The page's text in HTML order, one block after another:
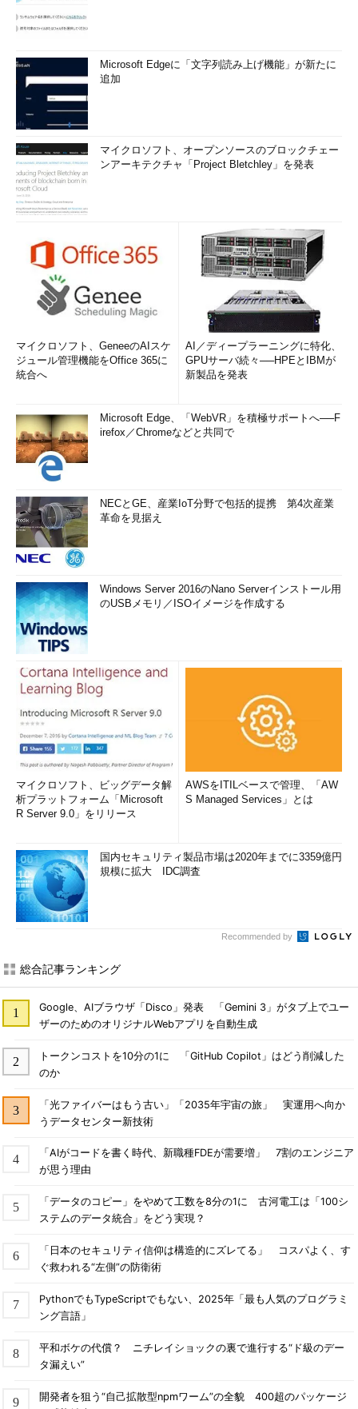
Microsoft Edgeに「文字列読み上げ機能」が新たに
追加
マイクロソフト、オープンソースのブロックチェー
ンアーキテクチャ「Project Bletchley」を発表
マイクロソフト、GeneeのAIスケ
ジュール管理機能をOffice 365に
統合へ
AI／ディープラーニングに特化、
GPUサーバ続々──HPEとIBMが
新製品を発表
Microsoft Edge、「WebVR」を積極サポートへ──F
irefox／Chromeなどと共同で
NECとGE、産業IoT分野で包括的提携 第4次産業
革命を見据え
Windows Server 2016のNano Serverインストール用
のUSBメモリ／ISOイメージを作成する
マイクロソフト、ビッグデータ解
析プラットフォーム「Microsoft
R Server 9.0」をリリース
AWSをITILベースで管理、「AW
S Managed Services」とは
国内セキュリティ製品市場は2020年までに3359億円
規模に拡大 IDC調査
Recommended by
総合記事ランキング
Google、AIブラウザ「Disco」発表 「Gemini 3」がタブ上でユー
ザーのためのオリジナルWebアプリを自動生成
トークンコストを10分の1に 「GitHub Copilot」はどう削減した
のか
「光ファイバーはもう古い」「2035年宇宙の旅」 実運用へ向か
うデータセンター新技術
「AIがコードを書く時代、新職種FDEが需要増」 7割のエンジニア
が思う理由
「データのコピー」をやめて工数を8分の1に 古河電工は「100シ
ステムのデータ統合」をどう実現？
「日本のセキュリティ信仰は構造的にズレてる」 コスパよく、す
ぐ救われる“左側”の防衛術
PythonでもTypeScriptでもない、2025年「最も人気のプログラミ
ング言語」
平和ボケの代償？ ニチレイショックの裏で進行する“ド級のデー
タ漏えい”
開発者を狙う“自己拡散型npmワーム”の全貌 400超のパッケージ